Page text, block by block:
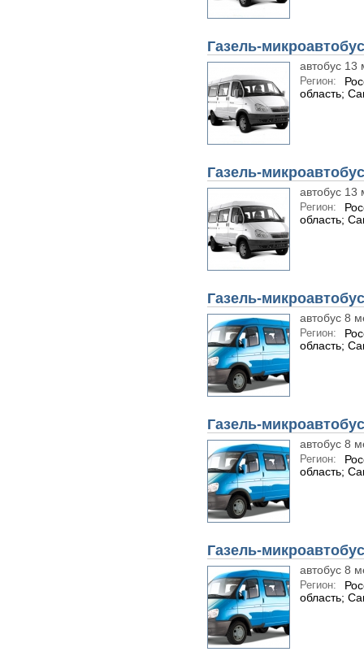
Газель-
автобус 13
Регион:
область;
Газель-
автобус 13
Регион:
область;
Газель-
автобус 8
Регион:
область;
Газель-
автобус 8
Регион:
область;
Газель-
автобус 8
Регион:
область;